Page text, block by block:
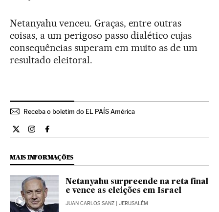
Netanyahu venceu. Graças, entre outras
coisas, a um perigoso passo dialético cujas
consequências superam em muito as de um
resultado eleitoral.
Receba o boletim do EL PAÍS América
Opiniao El País Brasil en Twitter
Opiniao El País Brasil en Instagram
Opiniao El País Brasil en Facebook
MAIS INFORMAÇÕES
Netanyahu surpreende na reta final
e vence as eleições em Israel
JUAN CARLOS SANZ | JERUSALÉM